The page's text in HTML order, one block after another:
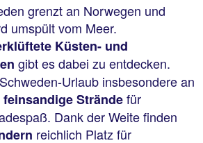
grenzt an Norwegen und
umspült vom Meer.
Küsten- und
gibt es dabei zu entdecken.
Urlaub insbesondere an
feinsandige Strändefür
Dank der Weite finden
reichlich Platz für